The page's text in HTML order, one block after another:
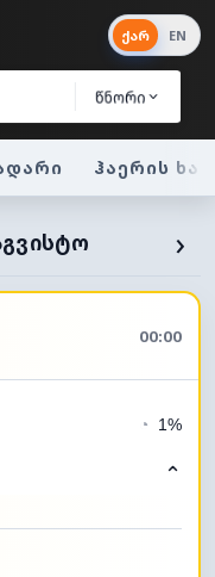
წნორი
ქარ EN
ჰაერის
›
00:00
◔ 1%
⌃